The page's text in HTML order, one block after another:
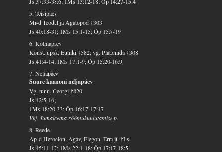
5. Teisipäev
Mr-d Teodul ja Agatopod †303
Js 40:18-31; 1Ms 15:1-15; Õp 15:7-19
6. Kolmapäev
Konst. üpsk. Eutiiki †582; vg. Platoniida †308
Js 41:4-14; 1Ms 17:1-9; Õp 15:20-16:9
7. Neljapäev
Suure kaanoni neljapäev
Vg. tunn. Georgi †820
Js 42:5-16;
1Ms 18:20-33; Õp 16:17-17:17
Vkj. Jumalaema rõõmukuulutamise p.
8. Reede
Ap-d Herodion, Agav, Flegon, Erm jt. †I s.
Js 45:11-17; 1Ms 22:1-18; Õp 17:17-18:5